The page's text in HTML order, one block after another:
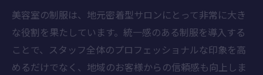
美容室の制服は、地元密着型サロンにとって非常に大き
な役割を果たしています。統一感のある制服を導入する
ことで、スタッフ全体のプロフェッショナルな印象を高
めるだけでなく、地域のお客様からの信頼感も向上しま